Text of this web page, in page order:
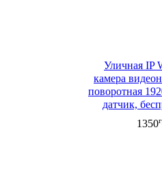
Уличная IP
камера
поворотная
датчик,
передача,
связь
1350